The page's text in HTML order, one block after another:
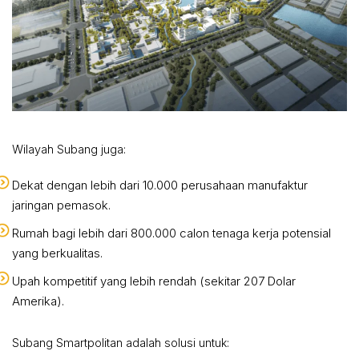
Wilayah Subang juga:
Dekat dengan lebih dari 10.000 perusahaan manufaktur
jaringan pemasok.
Rumah bagi lebih dari 800.000 calon tenaga kerja potensial
yang berkualitas.
Upah kompetitif yang lebih rendah (sekitar 207 Dolar
Amerika).
Subang Smartpolitan adalah solusi untuk: